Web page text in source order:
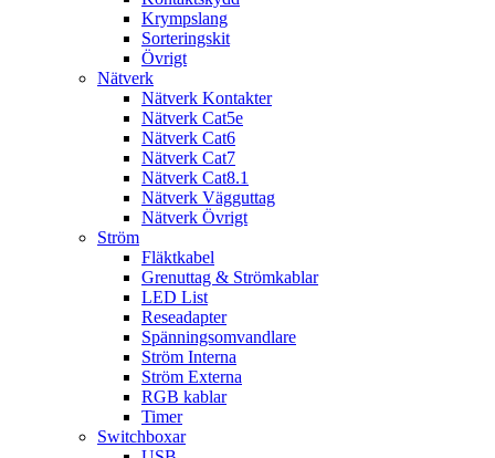
Krympslang
Sorteringskit
Övrigt
Nätverk
Nätverk Kontakter
Nätverk Cat5e
Nätverk Cat6
Nätverk Cat7
Nätverk Cat8.1
Nätverk Vägguttag
Nätverk Övrigt
Ström
Fläktkabel
Grenuttag & Strömkablar
LED List
Reseadapter
Spänningsomvandlare
Ström Interna
Ström Externa
RGB kablar
Timer
Switchboxar